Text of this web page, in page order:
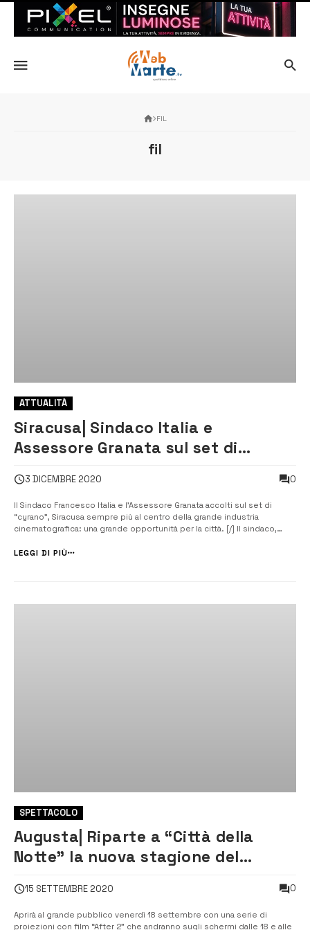
FIL
fil
ATTUALITÀ
Siracusa| Sindaco Italia e
Assessore Granata sul set di
3 DICEMBRE 2020 0
Il Sindaco Francesco Italia e l’Assessore Granata accolti sul set di
“cyrano”, Siracusa sempre più al centro della grande industria
cinematografica: una grande opportunità per la città. [/] Il sindaco,
il set cinematografico di “Cyrano” allestito nel cuore di Ortigia, al...
LEGGI DI PIÙ
SPETTACOLO
Augusta| Riparte a “Città della
Notte” la nuova stagione del
15 SETTEMBRE 2020 0
Aprirà al grande pubblico venerdì 18 settembre con una serie di
proiezioni con film “After 2” che andranno sugli schermi dalle 18 e alle